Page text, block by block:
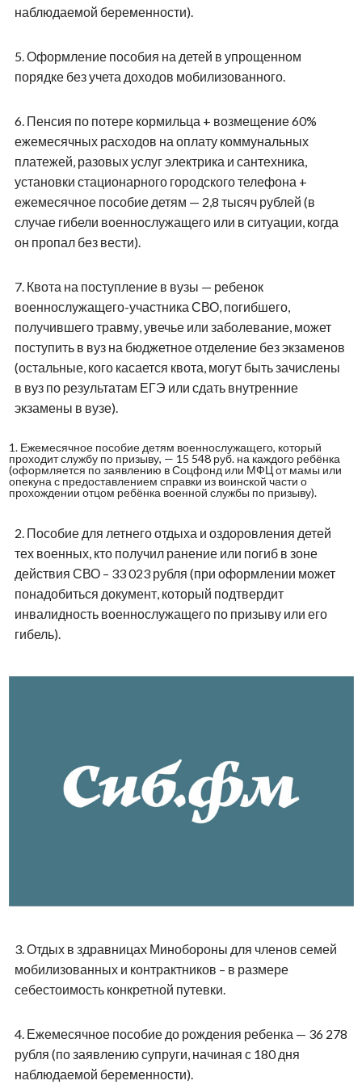
наблюдаемой беременности).
5.Оформление пособия на детей в упрощенном
порядке без учета доходов мобилизованного.
6. Пенсия по потере кормильца + возмещение 60%
ежемесячных расходов на оплату коммунальных
платежей, разовых услуг электрика и сантехника,
установки стационарного городского телефона +
ежемесячное пособие детям — 2,8 тысяч рублей (в
случае гибели военнослужащего или в ситуации, когда
он пропал без вести).
7. Квота на поступление в вузы — ребенок
военнослужащего-участника СВО, погибшего,
получившего травму, увечье или заболевание, может
поступить в вуз на бюджетное отделение без экзаменов
(остальные, кого касается квота, могут быть зачислены
в вуз по результатам ЕГЭ или сдать внутренние
экзамены в вузе).
1. Ежемесячное пособие детям военнослужащего, который
проходит службу по призыву, — 15 548 руб. на каждого ребёнка
(оформляется по заявлению в Соцфонд или МФЦ от мамы или
опекуна с предоставлением справки из воинской части о
прохождении отцом ребёнка военной службы по призыву).
2. Пособие для летнего отдыха и оздоровления детей
тех военных, кто получил ранение или погиб в зоне
действия СВО – 33 023 рубля (при оформлении может
понадобиться документ, который подтвердит
инвалидность военнослужащего по призыву или его
гибель).
3. Отдых в здравницах Минобороны для членов семей
мобилизованных и контрактников – в размере
себестоимость конкретной путевки.
4. Ежемесячное пособие до рождения ребенка — 36 278
рубля (по заявлению супруги, начиная с 180 дня
наблюдаемой беременности).